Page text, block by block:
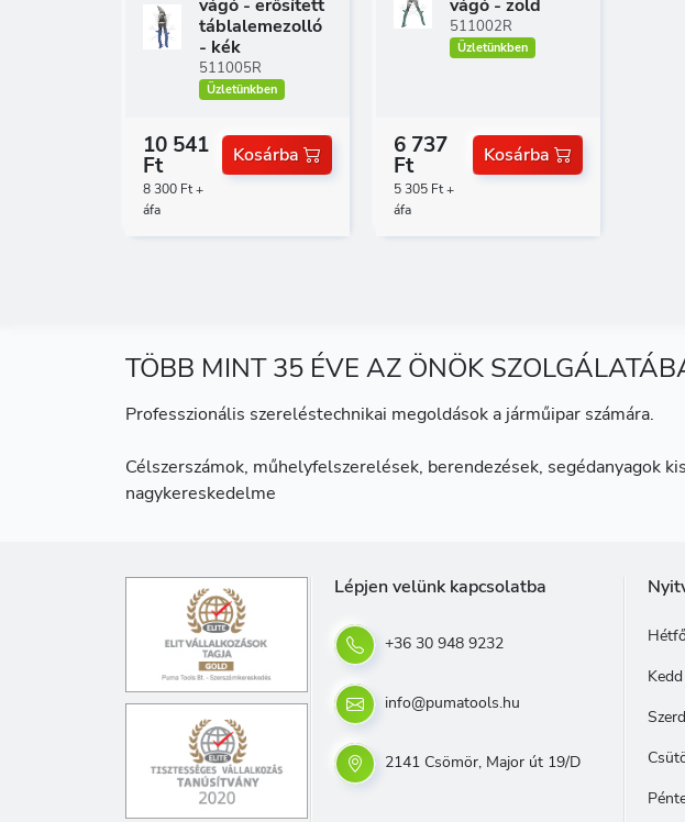
vágó - erősített
táblalemezolló
- kék
511005R
Üzletünkben
10 541
Ft
8 300 Ft +
áfa
Kosárba
vágó - zöld
511002R
Üzletünkben
6 737
Ft
5 305 Ft +
áfa
Kosárba
TÖBB MINT 35 ÉVE AZ ÖNÖK
Professzionális szereléstechnikai megoldások a járműipar számára.
Célszerszámok, műhelyfelszerelések, berendezések, segédanyagok
nagykereskedelme
Lépjen velünk kapcsolatba
+36 30 948 9232
info@pumatools.hu
2141 Csömör, Major út 19/D
Kedd